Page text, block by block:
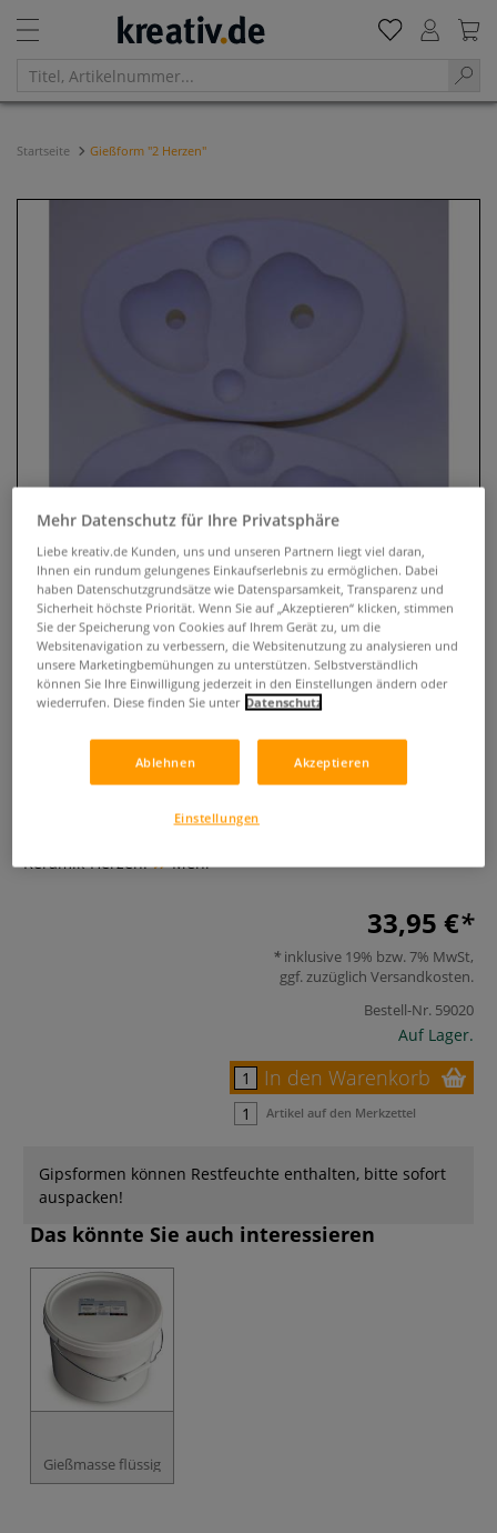
Startseite Gießform "2 Herzen"
Gießform "2 Herzen"
Keramik-Herzen.
Mehr
33,95 €
inklusive 19% bzw. 7% MwSt,
ggf. zuzüglich Versandkosten.
Bestell-Nr. 59020
Auf Lager.
In den Warenkorb
Artikel auf den Merkzettel
Gipsformen können Restfeuchte enthalten, bitte sofort
auspacken!
Das könnte Sie auch interessieren
Gießmasse flüssig
Mehr Datenschutz für Ihre Privatsphäre
Liebe kreativ.de Kunden, uns und unseren Partnern liegt viel daran,
Ihnen ein rundum gelungenes Einkaufserlebnis zu ermöglichen. Dabei
haben Datenschutzgrundsätze wie Datensparsamkeit, Transparenz und
Sicherheit höchste Priorität. Wenn Sie auf „Akzeptieren“ klicken, stimmen
Sie der Speicherung von Cookies auf Ihrem Gerät zu, um die
Websitenavigation zu verbessern, die Websitenutzung zu analysieren und
unsere Marketingbemühungen zu unterstützen. Selbstverständlich
können Sie Ihre Einwilligung jederzeit in den Einstellungen ändern oder
wiederrufen. Diese finden Sie unter Datenschutz
Ablehnen Akzeptieren
Einstellungen